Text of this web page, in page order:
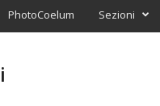
PhotoCoelum Sezioni